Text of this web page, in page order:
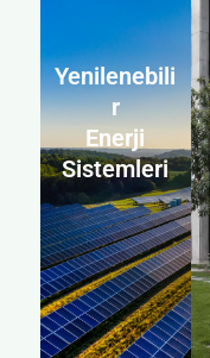
Yenilenebili
r
Enerji
Sistemleri